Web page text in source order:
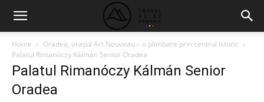
Home
Oradea, orașul Art Nouveau – o plimbare prin centrul istoric
Palatul Rimanóczy Kálmán Senior Oradea
Palatul Rimanóczy Kálmán Senior
Oradea